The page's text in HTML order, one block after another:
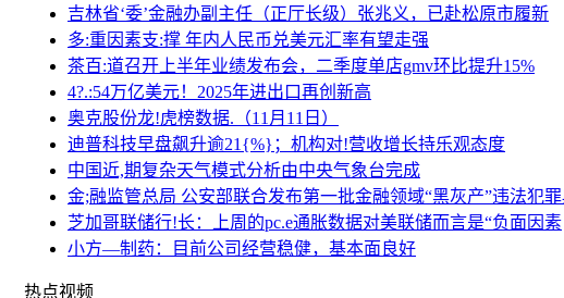
吉林省‘委’金融办副主任（正厅长级）张兆义，已赴松原市履新
多:重因素支:撑 年内人民币兑美元汇率有望走强
茶百:道召开上半年业绩发布会，二季度单店gmv环比提升15%
4?.:54万亿美元！2025年进出口再创新高
奥克股份龙!虎榜数据.（11月11日）
迪普科技早盘飙升逾21{%}；机构对!营收增长持乐观态度
中国近,期复杂天气模式分析由中央气象台完成
金;融监管总局 公安部联合发布第一批金融领域“黑灰产”违法犯罪
芝加哥联储行!长：上周的pc.e通胀数据对美联储而言是“负面因素
小方—制药：目前公司经营稳健，基本面良好
热点视频